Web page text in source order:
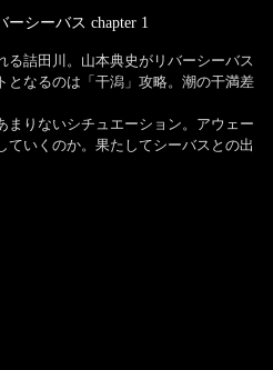
ーシーバス chapter 1
る詰田川。山本典史がリバーシーバス
となるのは「干潟」攻略。潮の干満差
まりないシチュエーション。アウェー
ていくのか。果たしてシーバスとの出